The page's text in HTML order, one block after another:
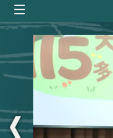
:::